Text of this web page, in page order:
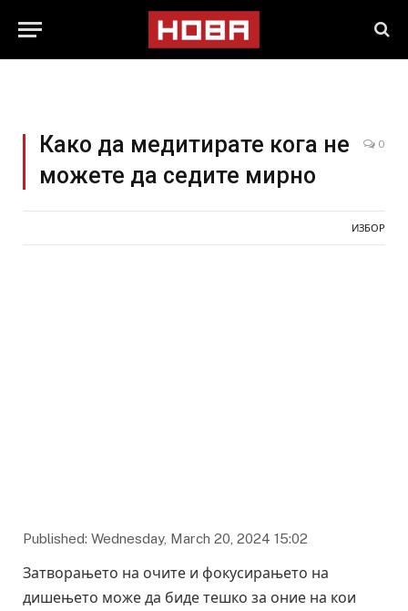
Како да медитирате кога не
можете да седите мирно
0
ИЗБОР
Published: Wednesday, March 20, 2024 15:02
Затворањето на очите и фокусирањето на
дишењето може да биде тешко за оние на кои